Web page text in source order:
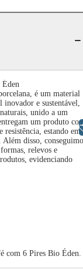
Éden
é um material
e sustentável,
unido a um
um produto
resistência, estando em
disso,
relevos e
evidenciando
com 6 Pires Bio Éden.
Libras